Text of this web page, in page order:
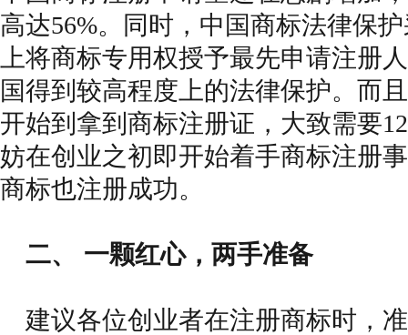
高达56%。同时，中国商标法律保
上将商标专用权授予最先申请注册
国得到较高程度上的法律保护。而
开始到拿到商标注册证，大致需要
妨在创业之初即开始着手商标注册
商标也注册成功。
二、 一颗红心，两手准备
建议各位创业者在注册商标时，